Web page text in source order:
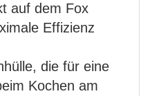
auf dem Fox
Effizienz
die für eine
Kochen am